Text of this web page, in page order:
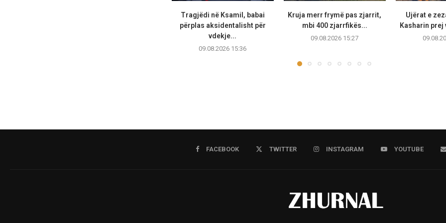
Tragjëdi në Ksamil, babai
përplas aksidentalisht për
vdekje...
09.08.2026 15:36
Kruja merr frymë pas zjarrit,
mbi 400 zjarrfikës...
09.08.2026 15:27
Ujërat e
Kasharin prej
FACEBOOK TWITTER INSTAGRAM YOUTUBE